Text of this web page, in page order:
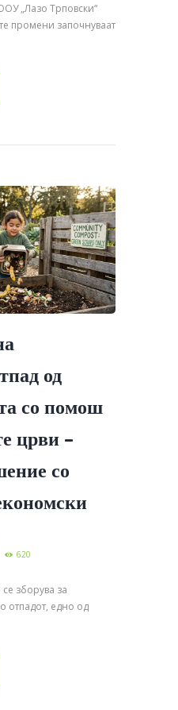
„Лазо Трповски“
промени започнуваат
од
со помош
црви –
со
620
зборува за
отпадот, едно од